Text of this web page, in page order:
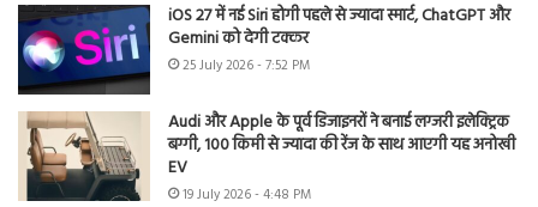
iOS 27 में नई Siri होगी पहले से ज्यादा स्मार्ट, ChatGPT और
Gemini को देगी टक्कर
25 July 2026 - 7:52 PM
Audi और Apple के पूर्व डिजाइनरों ने बनाई लग्जरी इलेक्ट्रिक
बग्गी, 100 किमी से ज्यादा की रेंज के साथ आएगी यह अनोखी
EV
19 July 2026 - 4:48 PM